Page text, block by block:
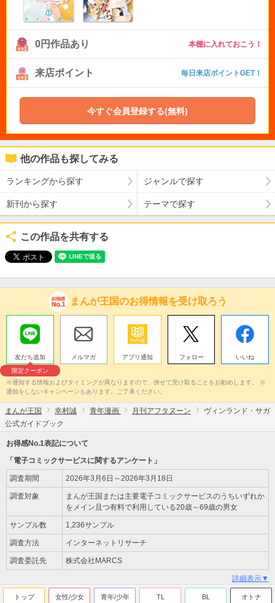
0円作品あり 本棚に入れておこう！
来店ポイント 毎日来店ポイントGET！
今すぐ会員登録する(無料)
他の作品も探してみる
ランキングから探す ジャンルで探す
新刊から探す テーマで探す
この作品を共有する
まんが王国のお得情報を受け取ろう
友だち追加
限定クーポン
メルマガ アプリ通知 フォロー いいね
※通知する情報およびタイミングが異なりますので、併せて受け取ることをお勧めします。 ※
通知をしないキャンペーンもあります。ご了承ください。
まんが王国 幸村誠 青年漫画 月刊アフタヌーン
ヴィンランド・サガ
公式ガイドブック
お得感No.1表記について
「電子コミックサービスに関するアンケート」
調査期間 2026年3月6日～2026年3月18日
調査対象
まんが王国または主要電子コミックサービスのうちいずれか
をメイン且つ有料で利用している20歳～69歳の男女
サンプル数 1,236サンプル
調査方法 インターネットリサーチ
調査委託先 株式会社MARCS
詳細表示▼
トップ 女性/少女 青年/少年 TL BL オトナ